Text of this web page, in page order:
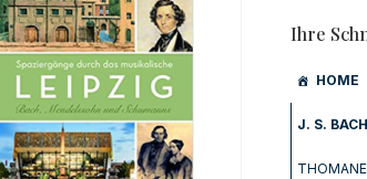
Ihre
HOME
J. S. BACH